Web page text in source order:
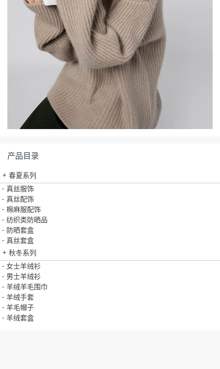
产品目录
+ 春夏系列
- 真丝服饰
- 真丝配饰
- 棉麻服配饰
- 纺织类防晒品
- 防晒套盒
- 真丝套盒
+ 秋冬系列
- 女士羊绒衫
- 男士羊绒衫
- 羊绒羊毛围巾
- 羊绒手套
- 羊毛帽子
- 羊绒套盒